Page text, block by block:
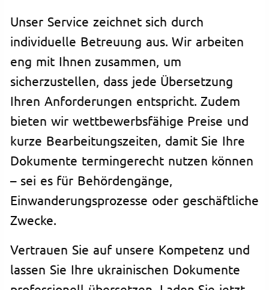
Unser Service zeichnet sich durch
individuelle Betreuung aus. Wir arbeiten
eng mit Ihnen zusammen, um
sicherzustellen, dass jede Übersetzung
Ihren Anforderungen entspricht. Zudem
bieten wir wettbewerbsfähige Preise und
kurze Bearbeitungszeiten, damit Sie Ihre
Dokumente termingerecht nutzen können
– sei es für Behördengänge,
Einwanderungsprozesse oder geschäftliche
Zwecke.
Vertrauen Sie auf unsere Kompetenz und
lassen Sie Ihre ukrainischen Dokumente